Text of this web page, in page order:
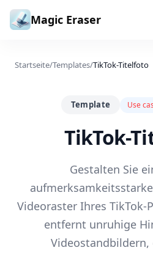
Zum Inhalt springen
Magic Eraser
Startseite/Templates/TikTok-Titelfoto
Template Use
TikTok-
Gestalten Sie
Videoraster Ihres TikTok-
entfernt unruhige